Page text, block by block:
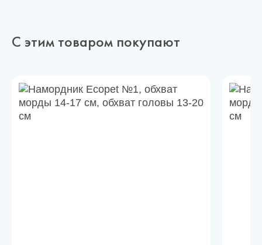
С этим товаром покупают